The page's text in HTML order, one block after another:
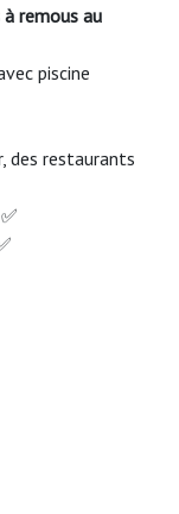
remous au
piscine
des restaurants
✅